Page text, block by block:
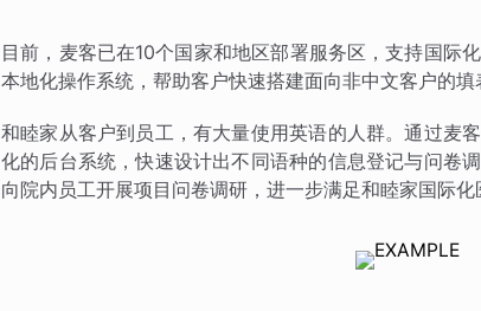
目前，麦客已在10个国家和地区部署服务区，支持国际
本地化操作系统，帮助客户快速搭建面向非中文客户的填
和睦家从客户到员工，有大量使用英语的人群。通过麦
化的后台系统，快速设计出不同语种的信息登记与问卷
向院内员工开展项目问卷调研，进一步满足和睦家国际化